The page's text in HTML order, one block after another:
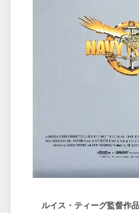
ルイス・ティーグ監督作